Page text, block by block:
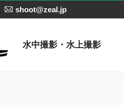
shoot@zeal.jp
水中撮影・水上撮影